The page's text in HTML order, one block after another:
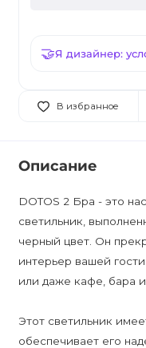
Я дизайнер:
В избранное
Описание
DOTOS 2 Бра - это
светильник,
черный цвет. Он
интерьер вашей
или даже кафе, бара
Этот светильник
обеспечивает его